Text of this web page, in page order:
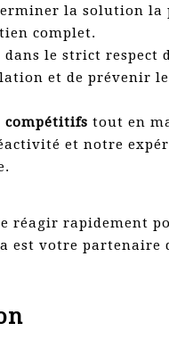
la solution
complet.
dans le strict respect
et de prévenir
compétitifs tout en
et notre
réagir rapidement
est votre